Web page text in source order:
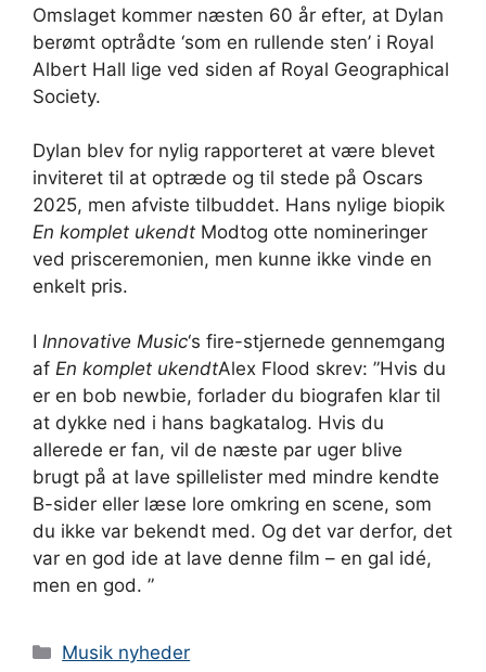
Omslaget kommer næsten 60 år efter, at Dylan
berømt optrådte ‘som en rullende sten’ i Royal
Albert Hall lige ved siden af ​​Royal Geographical
Society.
Dylan blev for nylig rapporteret at være blevet
inviteret til at optræde og til stede på Oscars
2025, men afviste tilbuddet. Hans nylige biopik
En komplet ukendt Modtog otte nomineringer
ved prisceremonien, men kunne ikke vinde en
enkelt pris.
I Innovative Music‘s fire-stjernede gennemgang
af En komplet ukendtAlex Flood skrev: ”Hvis du
er en bob newbie, forlader du biografen klar til
at dykke ned i hans bagkatalog. Hvis du
allerede er fan, vil de næste par uger blive
brugt på at lave spillelister med mindre kendte
B-sider eller læse lore omkring en scene, som
du ikke var bekendt med. Og det var derfor, det
var en god ide at lave denne film – en gal idé,
men en god. ”
Kategorier
Musik nyheder